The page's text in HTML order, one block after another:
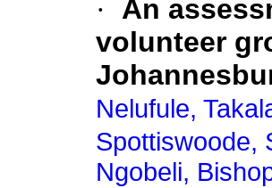
·
An
volunteer
Nelufule,
Spottiswoode,
Ngobeli,